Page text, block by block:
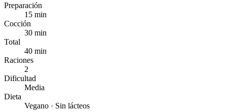
Preparación
15 min
Cocción
30 min
Total
40 min
Raciones
2
Dificultad
Media
Dieta
Vegano · Sin lácteos